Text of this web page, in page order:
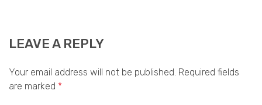
LEAVE A REPLY
Your email address will not be published. Required fields
are marked *